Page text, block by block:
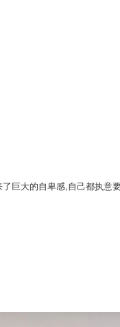
巨大的自卑感,自己都执意要